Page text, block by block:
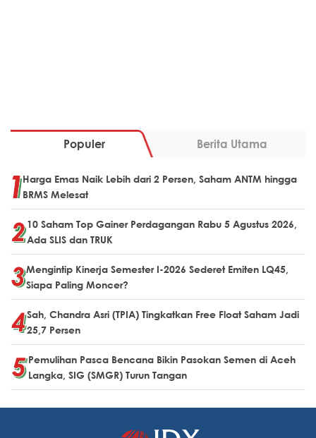
Populer Berita Utama
Harga Emas Naik Lebih dari 2 Persen, Saham ANTM hingga
BRMS Melesat
10 Saham Top Gainer Perdagangan Rabu 5 Agustus 2026,
Ada SLIS dan TRUK
Mengintip Kinerja Semester I-2026 Sederet Emiten LQ45,
Siapa Paling Moncer?
Sah, Chandra Asri (TPIA) Tingkatkan Free Float Saham Jadi
25,7 Persen
Pemulihan Pasca Bencana Bikin Pasokan Semen di Aceh
Langka, SIG (SMGR) Turun Tangan